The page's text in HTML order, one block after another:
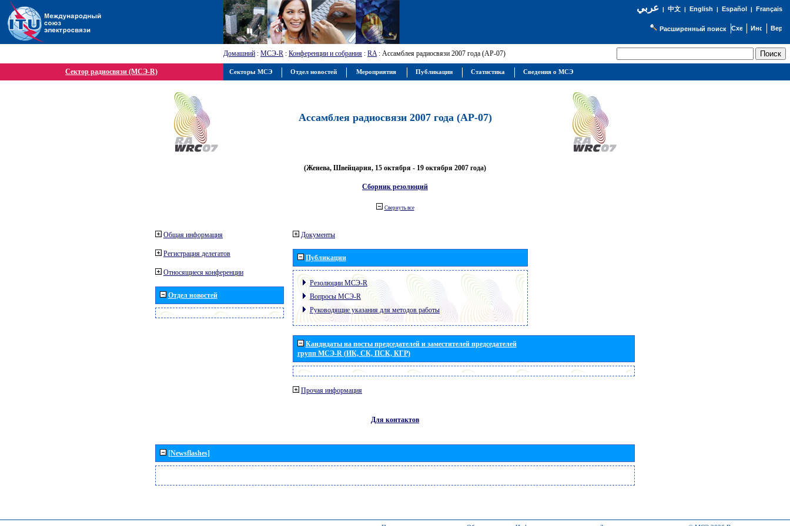
عربي| 中文| English | Español | Français
Расширенный поиск
Домашний : МСЭ-R : Конференции и собрания : RA: Ассамблея радиосвязи 2007 года (АР-07)
Сектор радиосвязи (МСЭ-R)
Ассамблея радиосвязи 2007 года (АР-07)
(Женева, Швейцария, 15 октября - 19 октября 2007 года)
Сборник резолюций
Свернуть все
Общая информация
Регистрация делегатов
Относящиеся конференции
Отдел новостей
Документы
Публикации
Резолюции МСЭ-R
Вопросы МСЭ-R
Руководящие указания для методов работы
Кандидаты на посты председателей и заместителей председателей
групп МСЭ-R (ИК, СК, ПСК, КГР)
Прочая информация
Для контактов
[Newsflashes]
Секторы МСЭ Отдел новостей Мероприятия Публикации Статистика Сведения о МСЭ